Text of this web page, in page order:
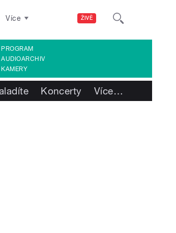
ŽIVĚ
Více
PROGRAM
AUDIOARCHIV
KAMERY
Koncerty Více…